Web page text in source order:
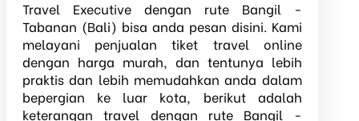
Travel Executive dengan rute Bangil -
Tabanan (Bali) bisa anda pesan disini. Kami
melayani penjualan tiket travel online
dengan harga murah, dan tentunya lebih
praktis dan lebih memudahkan anda dalam
bepergian ke luar kota, berikut adalah
keterangan travel dengan rute Bangil -